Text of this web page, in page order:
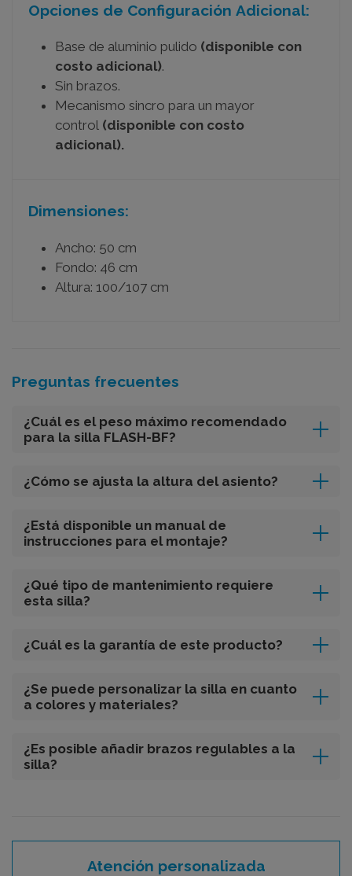
Opciones de Configuración Adicional:
Base de aluminio pulido (disponible con
costo adicional).
Sin brazos.
Mecanismo sincro para un mayor
control (disponible con costo
adicional).
Dimensiones:
Ancho: 50 cm
Fondo: 46 cm
Altura: 100/107 cm
Preguntas frecuentes
¿Cuál es el peso máximo recomendado
para la silla FLASH-BF?
¿Cómo se ajusta la altura del asiento?
¿Está disponible un manual de
instrucciones para el montaje?
¿Qué tipo de mantenimiento requiere
esta silla?
¿Cuál es la garantía de este producto?
¿Se puede personalizar la silla en cuanto
a colores y materiales?
¿Es posible añadir brazos regulables a la
silla?
Atención personalizada